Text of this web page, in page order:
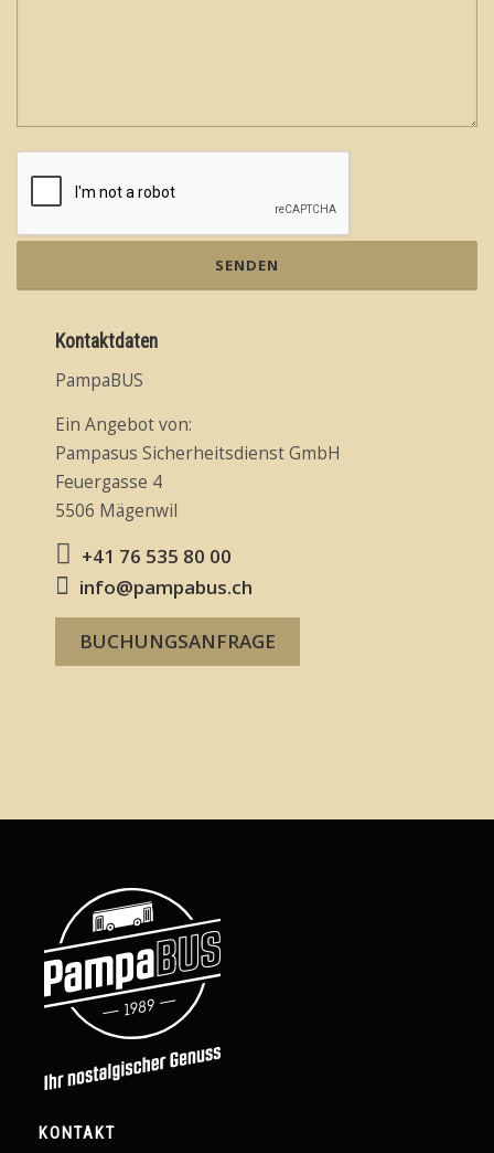
SENDEN
Kontaktdaten
PampaBUS
Ein Angebot von:
Pampasus Sicherheitsdienst GmbH
Feuergasse 4
5506 Mägenwil
+41 76 535 80 00
info@pampabus.ch
BUCHUNGSANFRAGE
KONTAKT